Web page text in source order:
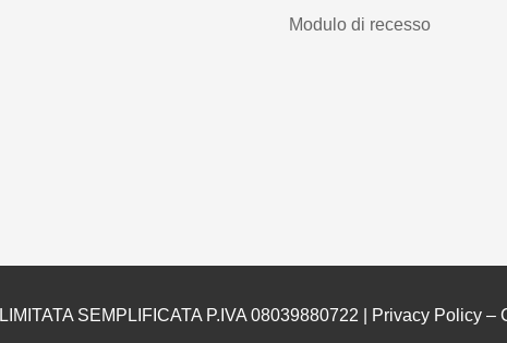
Modulo di recesso
SEMPLIFICATA P.IVA 08039880722 | Privacy Policy –